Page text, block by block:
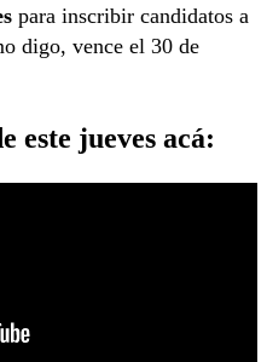
para inscribir candidatos a
digo, vence el 30 de
este jueves acá: